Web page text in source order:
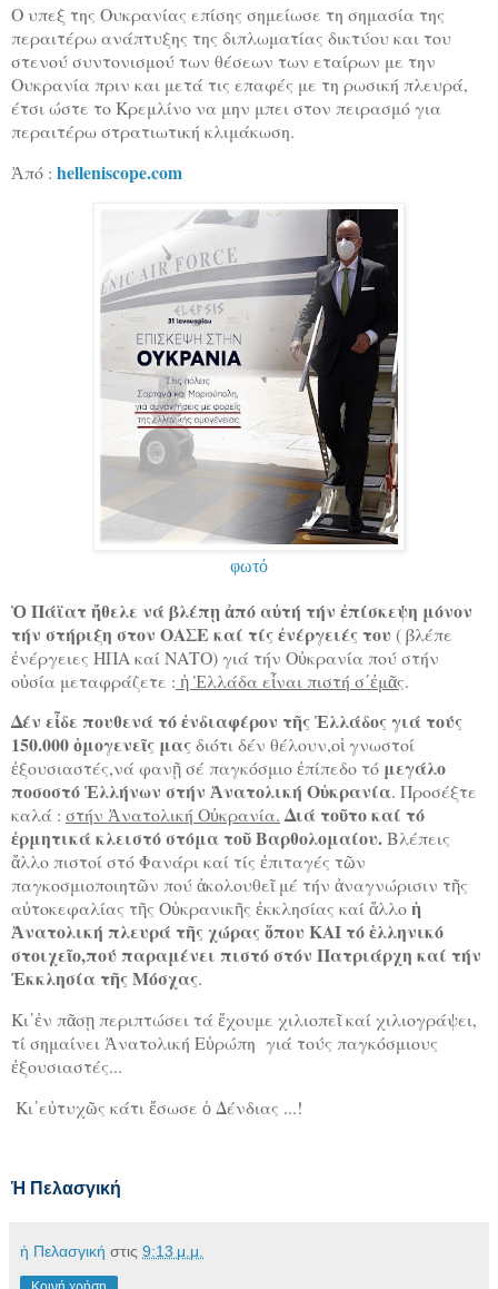
Ο υπεξ της Ουκρανίας επίσης σημείωσε τη σημασία της
περαιτέρω ανάπτυξης της διπλωματίας δικτύου και του
στενού συντονισμού των θέσεων των εταίρων με την
Ουκρανία πριν και μετά τις επαφές με τη ρωσική πλευρά,
έτσι ώστε το Κρεμλίνο να μην μπει στον πειρασμό για
περαιτέρω στρατιωτική κλιμάκωση.
Ἀπό : helleniscope.com
φωτό
Ὁ Πάϊατ ἤθελε νά βλέπῃ ἀπό αὐτή τήν ἐπίσκεψη μόνον
τήν στήριξη στον ΟΑΣΕ καί τίς ἐνέργειές του( βλέπε
ἐνέργειες ΗΠΑ καί ΝΑΤΟ) γιά τήν Οὐκρανία πού στήν
οὐσία μεταφράζετε : ἡ Ἑλλάδα εἶναι πιστή σ᾿ἐμᾶς.
Δέν εἶδε πουθενά τό ἐνδιαφέρον τῆς Ἑλλάδος γιά τούς
150.000 ὁμογενεῖς μαςδιότι δέν θέλουν,οἱ γνωστοί
ἐξουσιαστές,νά φανῇ σέ παγκόσμιο ἐπίπεδο τό μεγάλο
ποσοστό Ἑλλήνων στήν Ἀνατολική Οὐκρανία. Προσέξτε
καλά : στήν Ἀνατολική Οὐκρανία. Διά τοῦτο καί τό
ἐρμητικά κλειστό στόμα τοῦ Βαρθολομαίου.Βλέπεις
ἄλλο πιστοί στό Φανάρι καί τίς ἐπιταγές τῶν
παγκοσμιοποιητῶν πού ἀκολουθεῖ μέ τήν ἀναγνώρισιν τῆς
αὐτοκεφαλίας τῆς Οὐκρανικῆς ἐκκλησίας καί ἄλλοἡ
Ἀνατολική πλευρά τῆς χώρας ὅπου ΚΑΙ τό ἑλληνικό
στοιχεῖο,πού παραμένει πιστό στόν Πατριάρχη καί τήν
Ἐκκλησία τῆς Μόσχας.
Κι᾿ἐν πᾶσῃ περιπτώσει τά ἔχουμε χιλιοπεῖ καί χιλιογράψει,
τί σημαίνει Ἀνατολική Εὑρώπη γιά τούς παγκόσμιους
ἐξουσιαστές...
Κι᾿εὐτυχῶς κάτι ἔσωσε ὁ Δένδιας ...!
Ἡ Πελασγική
ἡ Πελασγική στις 9:13 μ.μ.